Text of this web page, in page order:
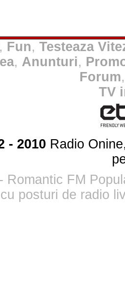
, Fun, Testeaza
, Anunturi,
Forum
TV
- 2010 Radio
Romantic FM
posturi de radio